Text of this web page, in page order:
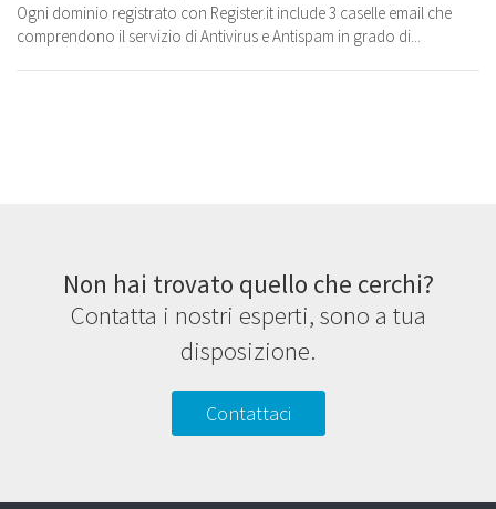
Ogni dominio registrato con Register.it include 3 caselle email che
comprendono il servizio di Antivirus e Antispam in grado di...
Non hai trovato quello che cerchi?
Contatta i nostri esperti, sono a tua
disposizione.
Contattaci